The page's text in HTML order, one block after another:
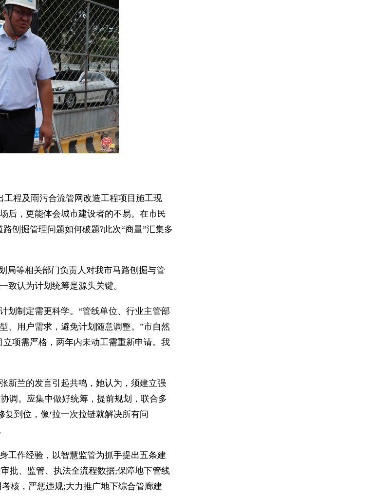
程及雨污合流管网改造工程项目施工现
后，更能体会城市建设者的不易。在市民
刨掘管理问题如何破题?此次“商量”汇集多
等相关部门负责人对我市马路刨掘与管
致认为计划统筹是源头关键。
制定需更科学。“管线单位、行业主管部
、用户需求，避免计划随意调整。”市自然
项需严格，两年内未动工需重新申请。我
兰的发言引起共鸣，她认为，须建立强
调。应集中做好统筹，提前规划，联合多
复到位，像‘拉一次拉链就解决所有问
作经验，以智慧监管为抓手提出五条建
批、监管、执法全流程数据;保障地下管线
核，严惩违规;大力推广地下综合管廊建